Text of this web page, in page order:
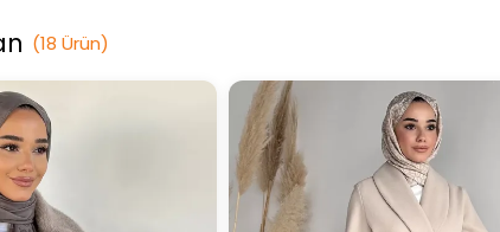
(18 Ürün)